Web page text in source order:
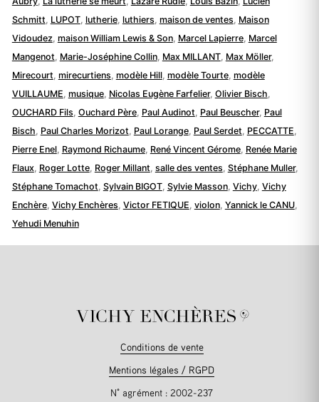
Schmitt, LUPOT, lutherie, luthiers, maison de ventes, Maison
Vidoudez, maison William Lewis & Son, Marcel Lapierre, Marcel
Mangenot, Marie-Joséphine Collin, Max MILLANT, Max Möller,
Mirecourt, mirecurtiens, modèle Hill, modèle Tourte, modèle
VUILLAUME, musique, Nicolas Eugène Farfelier, Olivier Bisch,
OUCHARD Fils, Ouchard Père, Paul Audinot, Paul Beuscher, Paul
Bisch, Paul Charles Morizot, Paul Lorange, Paul Serdet, PECCATTE,
Pierre Enel, Raymond Richaume, René Vincent Gérome, Renée Marie
Flaux, Roger Lotte, Roger Millant, salle des ventes, Stéphane Muller,
Stéphane Tomachot, Sylvain BIGOT, Sylvie Masson, Vichy, Vichy
Enchère, Vichy Enchères, Victor FETIQUE, violon, Yannick le CANU,
Yehudi Menuhin
Conditions de vente
Mentions légales / RGPD
N° agrément : 2002-237